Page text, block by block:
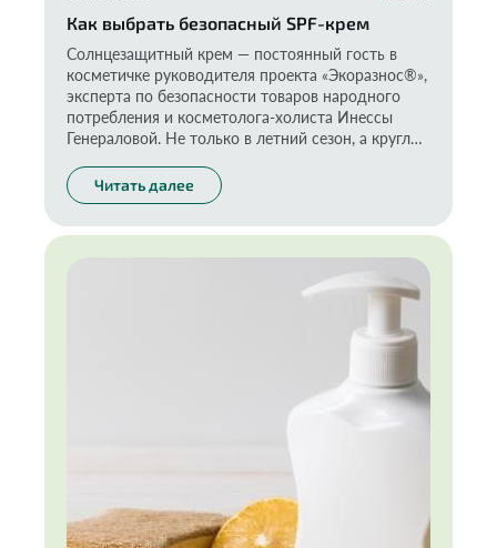
Как выбрать безопасный SPF-крем
Солнцезащитный крем — постоянный гость в
косметичке руководителя проекта «Экоразнос®»,
эксперта по безопасности товаров народного
потребления и косметолога-холиста Инессы
Генераловой. Не только в летний сезон, а круглый
безопасное для здоровья и природы средство —
в колонке нашего эксперта.
Читать далее